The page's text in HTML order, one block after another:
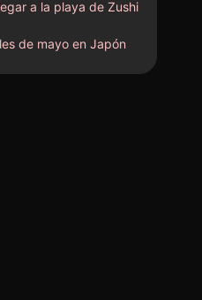
a la playa de Zushi
de mayo en Japón